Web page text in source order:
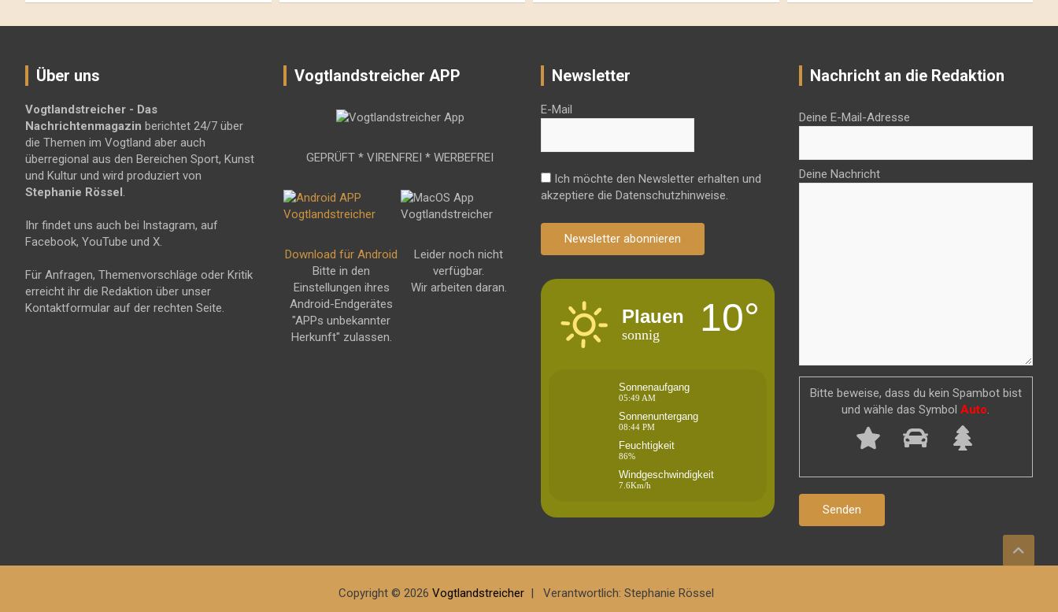
Über uns
Vogtlandstreicher - Das
Nachrichtenmagazin berichtet 24/7 über
die Themen im Vogtland aber auch
überregional aus den Bereichen Sport, Kunst
und Kultur und wird produziert von
Stephanie Rössel.
Ihr findet uns auch bei Instagram, auf
Facebook, YouTube und X.
Für Anfragen, Themenvorschläge oder Kritik
erreicht ihr die Redaktion über unser
Kontaktformular auf der rechten Seite.
Vogtlandstreicher APP
GEPRÜFT * VIRENFREI * WERBEFREI
Download für Android
Bitte in den
Einstellungen ihres
Android-Endgerätes
"APPs unbekannter
Herkunft" zulassen.
Leider noch nicht
verfügbar.
Wir arbeiten daran.
Newsletter
E-Mail
Ich möchte den Newsletter erhalten und
akzeptiere die Datenschutzhinweise.
Newsletter abonnieren
Plauen
sonnig 10°
Sonnenaufgang
05:49 AM
Sonnenuntergang
08:44 PM
Feuchtigkeit
86%
Windgeschwindigkeit
7.6Km/h
Nachricht an die Redaktion
Deine E-Mail-Adresse
Deine Nachricht
Bitte beweise, dass du kein Spambot bist
und wähle das Symbol Auto.
Copyright © 2026 Vogtlandstreicher Verantwortlich: Stephanie Rössel